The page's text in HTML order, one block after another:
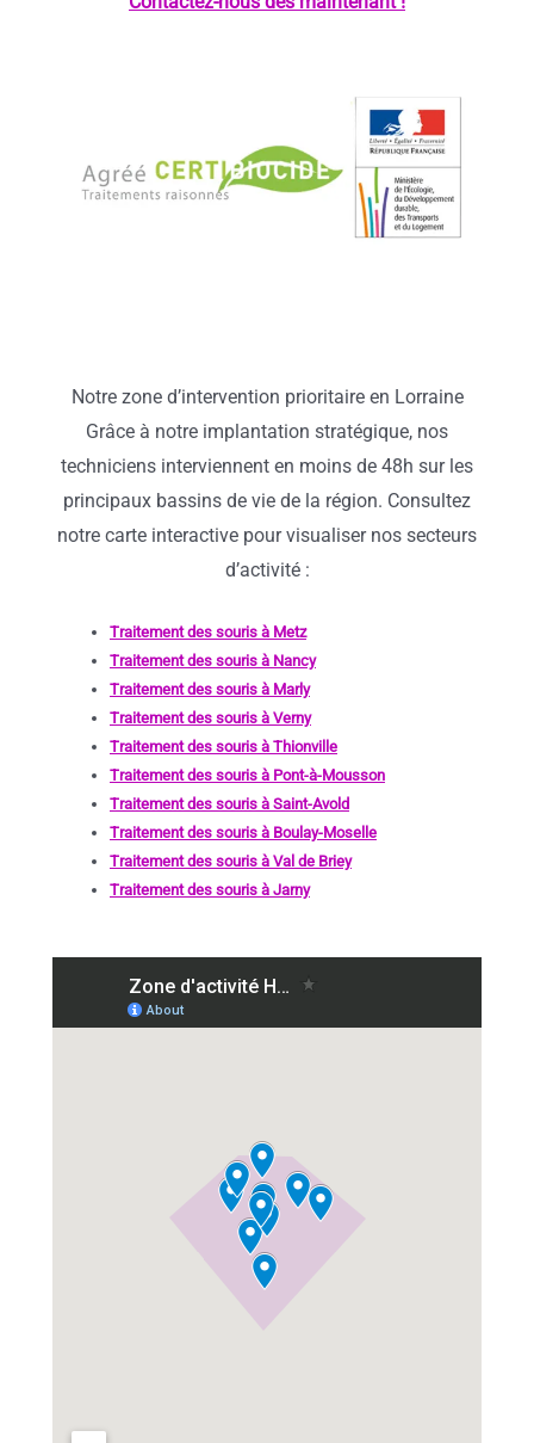
Notre zone d’intervention prioritaire en Lorraine
Grâce à notre implantation stratégique, nos
techniciens interviennent en moins de 48h sur les
principaux bassins de vie de la région. Consultez
notre carte interactive pour visualiser nos secteurs
d’activité :
Traitement des souris à Metz
Traitement des souris à Nancy
Traitement des souris à Marly
Traitement des souris à Verny
Traitement des souris à Thionville
Traitement des souris à Pont-à-Mousson
Traitement des souris à Saint-Avold
Traitement des souris à Boulay-Moselle
Traitement des souris à Val de Briey
Traitement des souris à Jarny